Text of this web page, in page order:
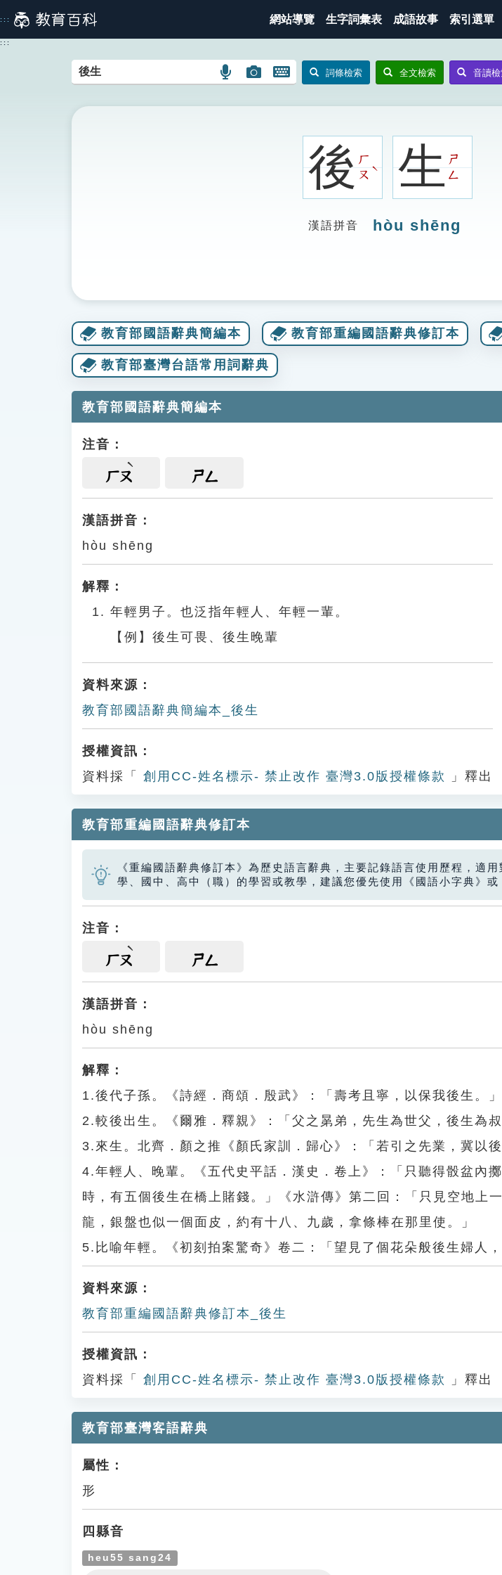
到
主
::: 網站導覽 生字詞彙表 成語故事 索引選單
:::
語
搜
圖
搜
開
鍵
詞條檢索 全文檢索 音讀
後ㄏ
ㄡ
ˋ 生ㄕ
ㄥ
漢語拼音 hòu shēng
教育部國語辭典簡編本 教育部重編國語辭典修訂本
教育部臺灣台語常用詞辭典
教育部國語辭典簡編本
注音：
ㄏㄡ ㄕㄥ
漢語拼音：
hòu shēng
解釋：
年輕男子。也泛指年輕人、年輕一輩。
【例】後生可畏、後生晚輩
資料來源：
教育部國語辭典簡編本_後生
授權資訊：
資料採「
創用CC-姓名標示- 禁止改作 臺灣3.0版授權條款 」釋出
教育部重編國語辭典修訂本
《重編國語辭典修訂本》為歷史語言辭典，主要記錄語言使用歷程，適
學、國中、高中（職）的學習或教學，建議您優先使用《國語小字典》或
注音：
ㄏㄡ ㄕㄥ
漢語拼音：
hòu shēng
解釋：
1.後代子孫。《詩經．商頌．殷武》：「壽考且寧，以保我後生。」
2.較後出生。《爾雅．釋親》：「父之晜弟，先生為世父，後生為叔
3.來生。北齊．顏之推《顏氏家訓．歸心》：「若引之先業，冀以後
4.年輕人、晚輩。《五代史平話．漢史．卷上》：「只聽得骰盆內
時，有五個後生在橋上賭錢。」《水滸傳》第二回：「只見空地上
龍，銀盤也似一個面皮，約有十八、九歲，拿條棒在那里使。」
5.比喻年輕。《初刻拍案驚奇》卷二：「望見了個花朵般後生婦人，
資料來源：
教育部重編國語辭典修訂本_後生
授權資訊：
資料採「
創用CC-姓名標示- 禁止改作 臺灣3.0版授權條款 」釋出
教育部臺灣客語辭典
屬性：
形
四縣音
heu55 sang24